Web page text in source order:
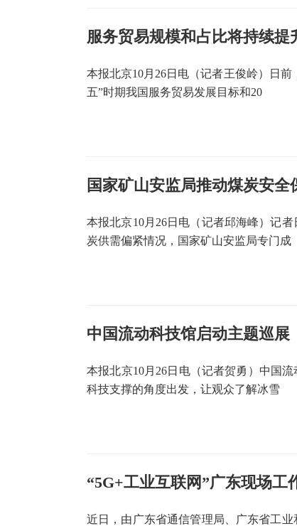
服务贸易规模和占比将持续提
本报北京10月26日电（记者王俊岭）日
五”时期我国服务贸易发展目标和20
国家矿山安监局推动煤炭安全
本报北京10月26日电（记者邱海峰）记
炭供需偏紧情况，国家矿山安监局专门成
中国流动科技馆启动主题巡展
本报北京10月26日电（记者贺勇）中国
科技支撑的角度出发，让观众了解冰雪
“5G+工业互联网”广东现场工
近日，由广东省通信管理局、广东省工